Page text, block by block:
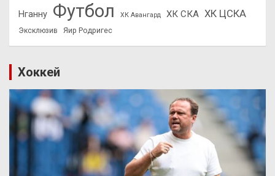
Нганну Футбол ХК Авангард ХК СКА ХК ЦСКА
Эксклюзив Яир Родригес
Хоккей